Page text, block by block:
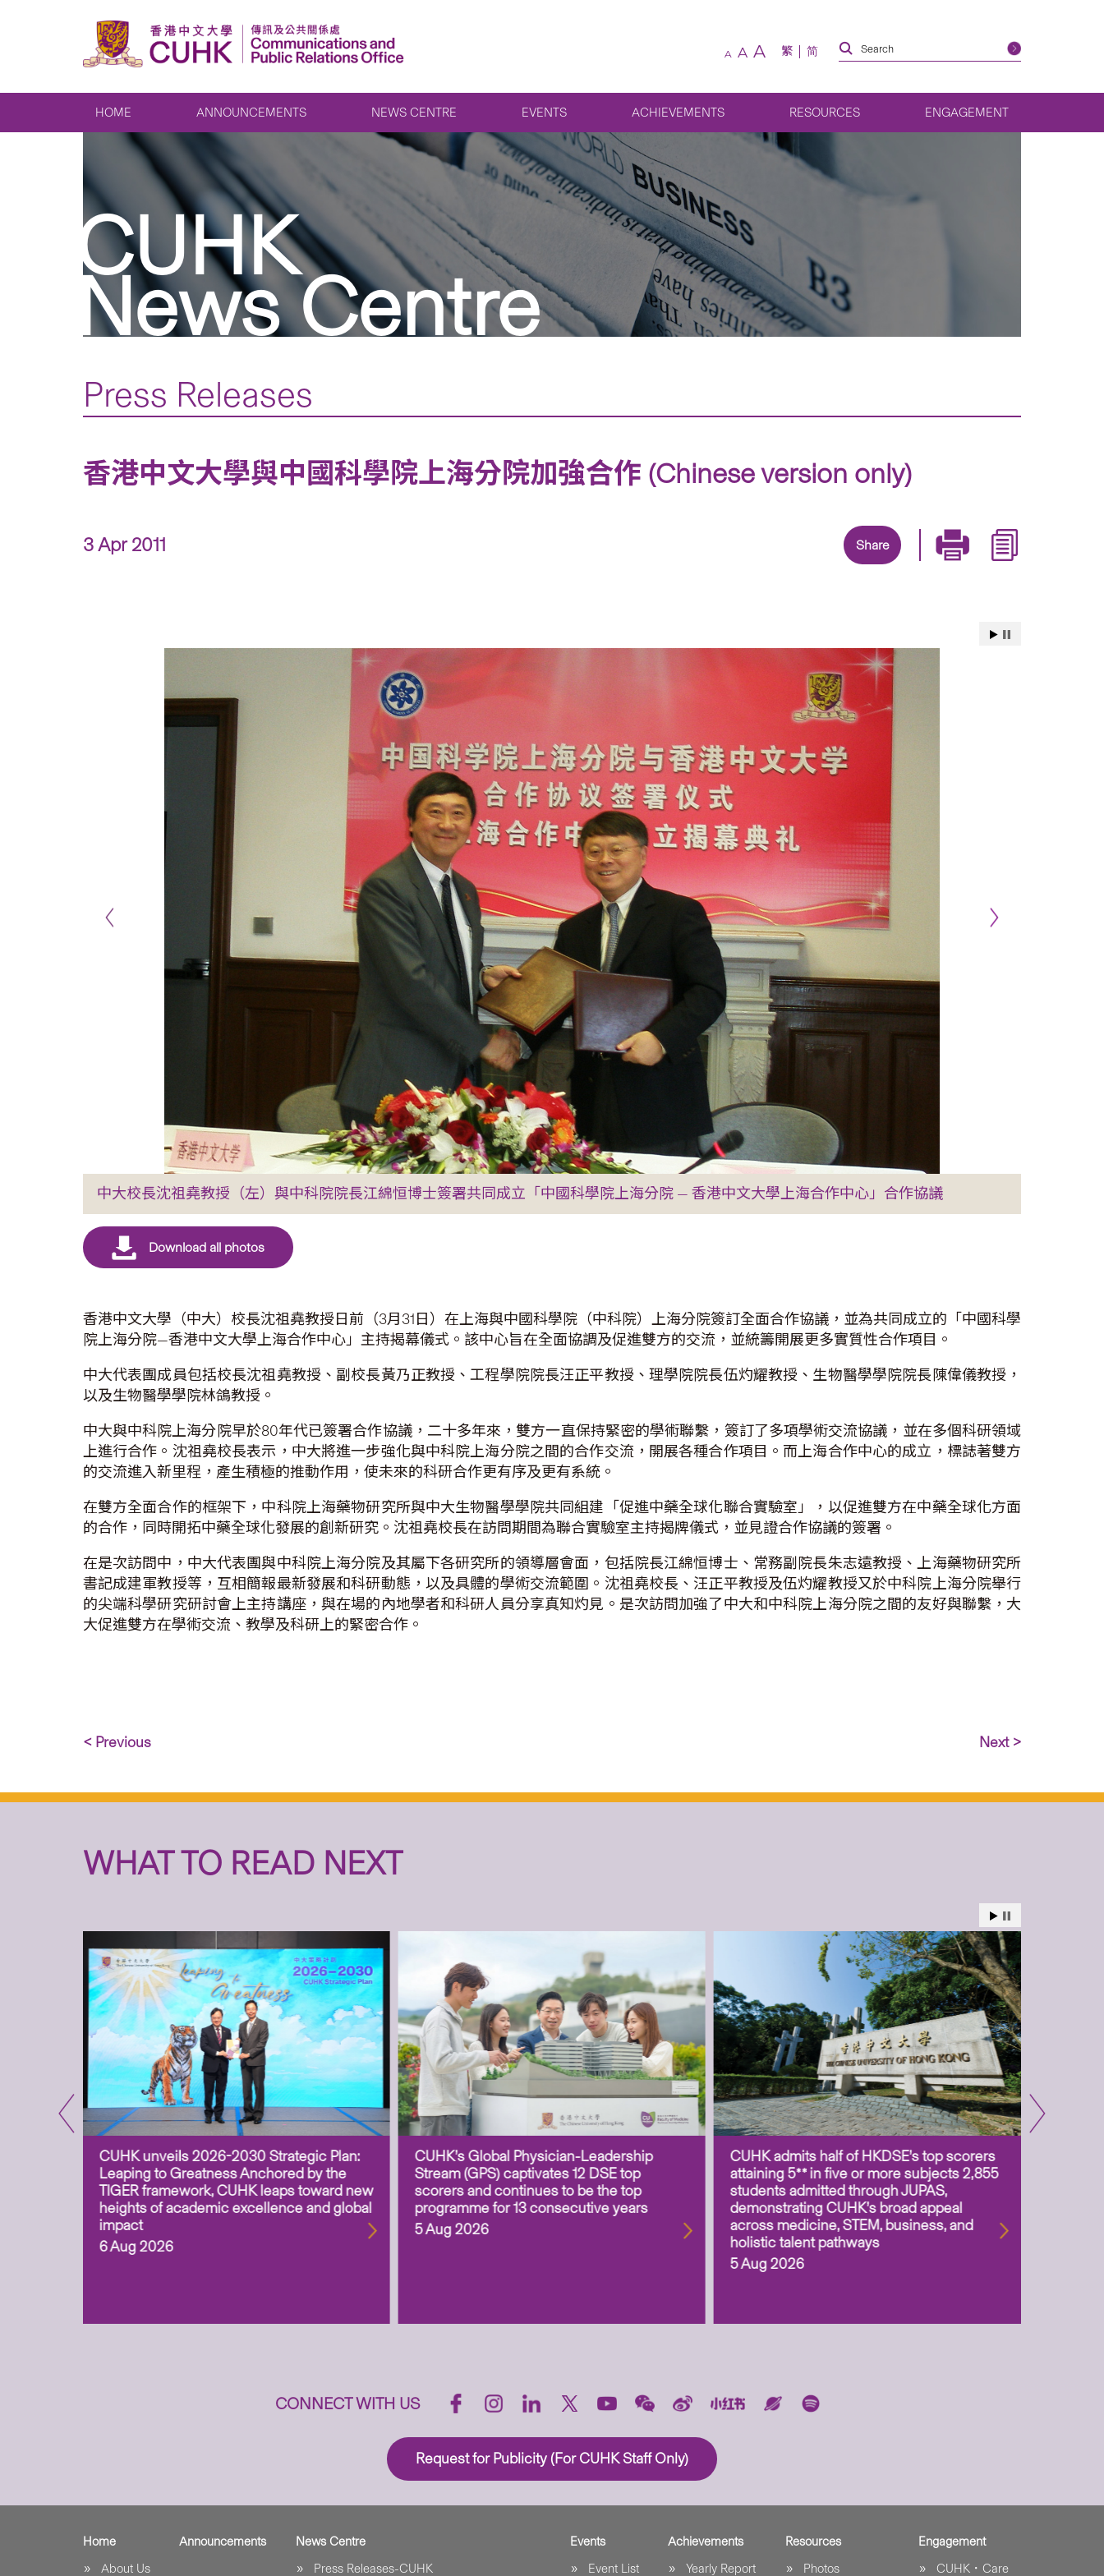
A A A 繁 简
HOME ANNOUNCEMENTS NEWS CENTRE EVENTS ACHIEVEMENTS RESOURCES ENGAGEMENT
CUHK
News Centre
Press Releases
香港中文大學與中國科學院上海分院加強合作 (Chinese version only)
3 Apr 2011 Share
中大校長沈祖堯教授（左）與中科院院長江綿恒博士簽署共同成立「中國科學院上海分院 — 香港中文大學上海合作中心」合作協議
香港中文大學（中大）校長沈祖堯教授日前（3月31日）在上海與中國科學院（中科院）上海分院簽訂全面合作協議，並為共同成立的「中國科學
院上海分院—香港中文大學上海合作中心」主持揭幕儀式。該中心旨在全面協調及促進雙方的交流，並統籌開展更多實質性合作項目。
中大代表團成員包括校長沈祖堯教授、副校長黃乃正教授、工程學院院長汪正平教授、理學院院長伍灼耀教授、生物醫學學院院長陳偉儀教授，
以及生物醫學學院林鴿教授。
中大與中科院上海分院早於80年代已簽署合作協議，二十多年來，雙方一直保持緊密的學術聯繫，簽訂了多項學術交流協議，並在多個科研領域
上進行合作。沈祖堯校長表示，中大將進一步強化與中科院上海分院之間的合作交流，開展各種合作項目。而上海合作中心的成立，標誌著雙方
的交流進入新里程，產生積極的推動作用，使未來的科研合作更有序及更有系統。
在雙方全面合作的框架下，中科院上海藥物研究所與中大生物醫學學院共同組建「促進中藥全球化聯合實驗室」，以促進雙方在中藥全球化方面
的合作，同時開拓中藥全球化發展的創新研究。沈祖堯校長在訪問期間為聯合實驗室主持揭牌儀式，並見證合作協議的簽署。
在是次訪問中，中大代表團與中科院上海分院及其屬下各研究所的領導層會面，包括院長江綿恒博士、常務副院長朱志遠教授、上海藥物研究所
書記成建軍教授等，互相簡報最新發展和科研動態，以及具體的學術交流範圍。沈祖堯校長、汪正平教授及伍灼耀教授又於中科院上海分院舉行
的尖端科學研究研討會上主持講座，與在場的內地學者和科研人員分享真知灼見。是次訪問加強了中大和中科院上海分院之間的友好與聯繫，大
大促進雙方在學術交流、教學及科研上的緊密合作。
< Previous Next >
WHAT TO READ NEXT
CUHK unveils 2026-2030 Strategic Plan:
Leaping to Greatness Anchored by the
TIGER framework, CUHK leaps toward new
heights of academic excellence and global
impact
6 Aug 2026
CUHK’s Global Physician-Leadership
Stream (GPS) captivates 12 DSE top
scorers and continues to be the top
programme for 13 consecutive years
5 Aug 2026
CUHK admits half of HKDSE’s top scorers
attaining 5** in five or more subjects 2,855
students admitted through JUPAS,
demonstrating CUHK’s broad appeal
across medicine, STEM, business, and
holistic talent pathways
5 Aug 2026
CONNECT WITH US
Request for Publicity (For CUHK Staff Only)
Home
About Us
Announcements
News Centre
Press Releases-CUHK
Events
Event List
Achievements
Yearly Report
Resources
Photos
Engagement
CUHK．Care